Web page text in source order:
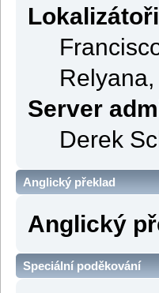
Lokalizátoři
Server
Derek
Anglický překlad
Anglický
Speciální poděkování